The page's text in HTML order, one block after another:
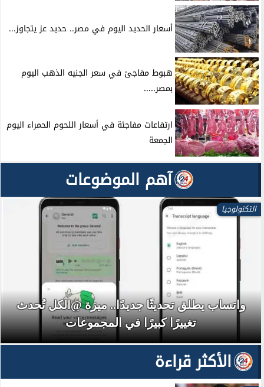
أسعار الحديد اليوم في مصر.. حديد عز يتجاوز...
هبوط مفاجئ في سعر الجنيه الذهب اليوم
بمصر.....
ارتفاعات مفاجئة في أسعار اللحوم الحمراء اليوم
الجمعة
آهم الموضوعات
التكنولوجيا
واتساب يطلق تحديثًا جديدًا.. ميزة @الكل تُحدث
تغييرًا كبيرًا في المجموعات
الأكثر قراءة